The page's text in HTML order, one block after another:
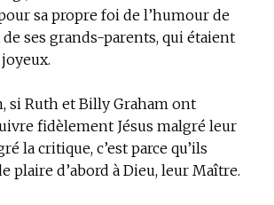
sa propre foi de l’humour de
ses grands-parents, qui étaient
si Ruth et Billy Graham ont
fidèlement Jésus malgré leur
la critique, c’est parce qu’ils
plaire d’abord à Dieu, leur Maître.